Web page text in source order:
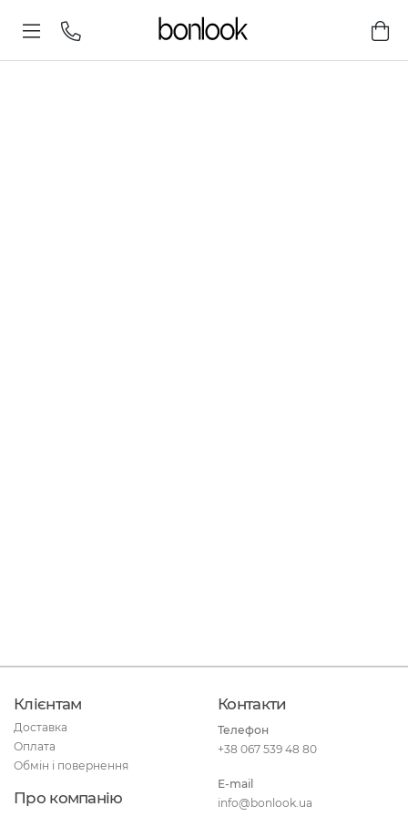
Клієнтам
Доставка
Оплата
Обмін і повернення
Про компанію
Контакти
Телефон
+38 067 539 48 80
E-mail
info@bonlook.ua